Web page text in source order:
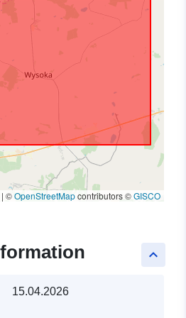
| ©OpenStreetMapcontributors ©GISCO
keyboard_arrow_up
15.04.2026